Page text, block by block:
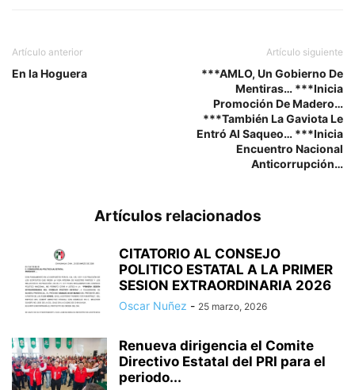
Artículo anterior
En la Hoguera
Artículo siguiente
***AMLO, Un Gobierno De
Mentiras… ***Inicia
Promoción De Madero…
***También La Gaviota Le
Entró Al Saqueo… ***Inicia
Encuentro Nacional
Anticorrupción…
Artículos relacionados
CITATORIO AL CONSEJO
POLITICO ESTATAL A LA PRIMER
SESION EXTRAORDINARIA 2026
Oscar Nuñez - 25 marzo, 2026
Renueva dirigencia el Comite
Directivo Estatal del PRI para el
periodo...